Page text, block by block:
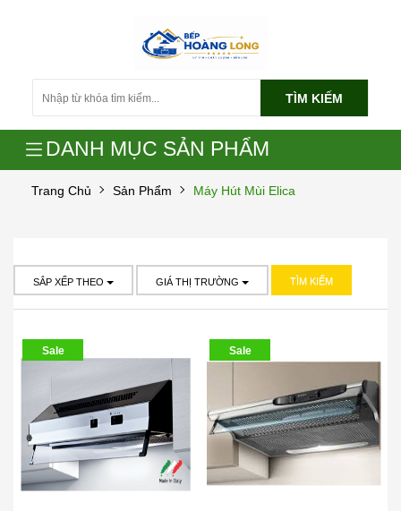
TÌM KIẾM
DANH MỤC SẢN PHẨM
Trang Chủ Sản Phẩm Máy Hút Mùi Elica
SẮP XẾP THEO GIÁ THỊ TRƯỜNG TÌM KIẾM
Sale Sale